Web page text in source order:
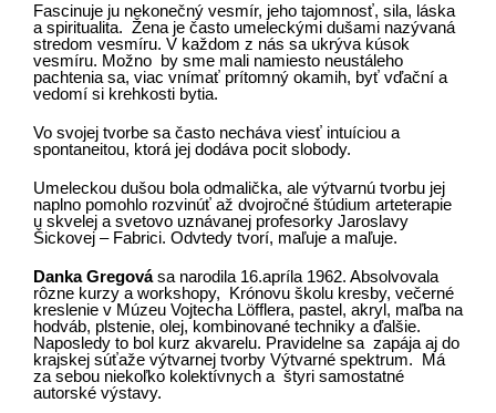
Fascinuje ju nekonečný vesmír, jeho tajomnosť, sila, láska
a spiritualita. Žena je často umeleckými dušami nazývaná
stredom vesmíru. V každom z nás sa ukrýva kúsok
vesmíru. Možno by sme mali namiesto neustáleho
pachtenia sa, viac vnímať prítomný okamih, byť vďační a
vedomí si krehkosti bytia.
Vo svojej tvorbe sa často necháva viesť intuíciou a
spontaneitou, ktorá jej dodáva pocit slobody.
Umeleckou dušou bola odmalička, ale výtvarnú tvorbu jej
naplno pomohlo rozvinúť až dvojročné štúdium arteterapie
u skvelej a svetovo uznávanej profesorky Jaroslavy
Šickovej – Fabrici. Odvtedy tvorí, maľuje a maľuje.
Danka Gregovása narodila 16.apríla 1962. Absolvovala
rôzne kurzy a workshopy, Krónovu školu kresby, večerné
kreslenie v Múzeu Vojtecha Löfflera, pastel, akryl, maľba na
hodváb, plstenie, olej, kombinované techniky a ďalšie.
Naposledy to bol kurz akvarelu. Pravidelne sa zapája aj do
krajskej súťaže výtvarnej tvorby Výtvarné spektrum. Má
za sebou niekoľko kolektívnych a štyri samostatné
autorské výstavy.